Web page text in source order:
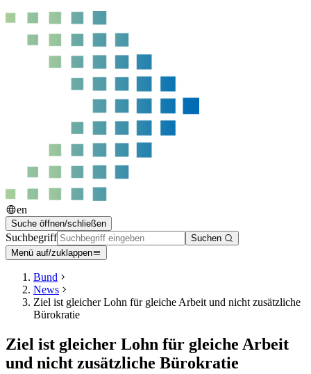
en
Suche öffnen/schließen
Suchbegriff
Suchen
Menü auf/zuklappen
Bund
News
Ziel ist gleicher Lohn für gleiche Arbeit und nicht zusätzliche
Bürokratie
Ziel ist gleicher Lohn für gleiche Arbeit
und nicht zusätzliche Bürokratie